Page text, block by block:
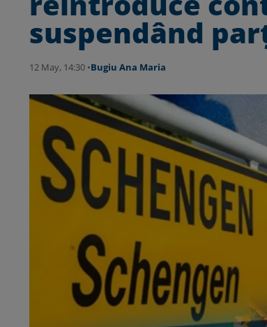
suspendând
12 May, 14:30 •Bugiu ⁠Ana Maria